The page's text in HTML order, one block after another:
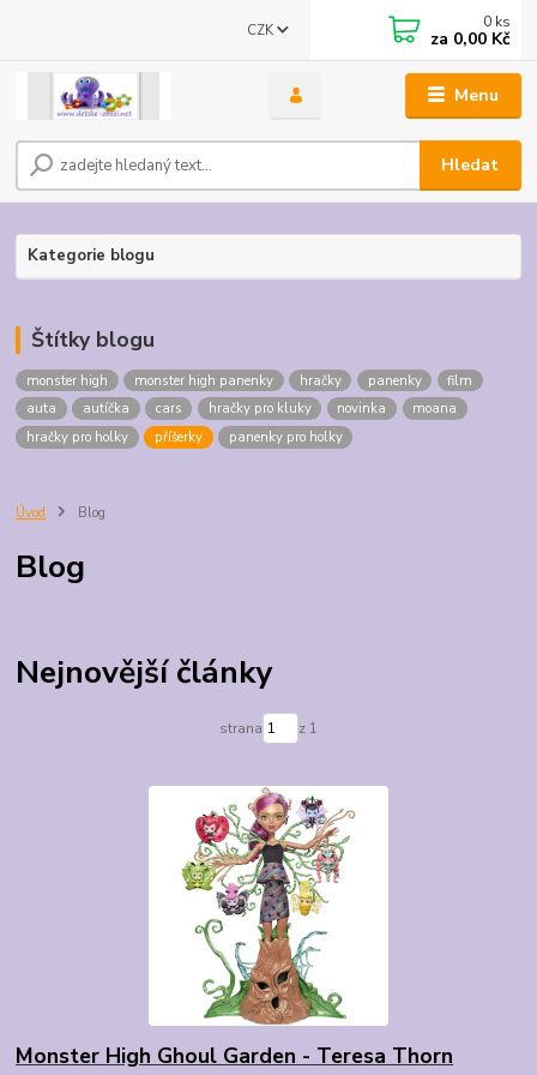
Menu
CZK
Hledat
0 ks
za 0,00 Kč
Kategorie blogu
Štítky blogu
monster high monster high panenky hračky panenky
film
auta
autíčka cars hračky pro kluky novinka
moana
hračky pro holky
příšerky panenky pro holky
Úvod Blog
Blog
Nejnovější články
strana z 1
Monster High Ghoul Garden - Teresa Thorn